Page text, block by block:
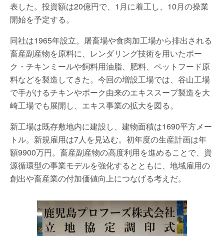
表した。投資額は20億円で、1月に着工し、10月の操業
開始を予定する。
同社は1965年設立。屠畜場や食肉加工場から排出される
畜産副産物を原料に、レンダリング技術を用いたポー
ク・チキンミールや飼料用油脂、肥料、ペットフード原
料などを製造してきた。今回の増設工場では、谷山工場
で手がけるチキンやポーク由来のエキススープ製造を大
崎工場でも展開し、エキス事業の拡大を図る。
新工場は既存敷地内に建設し、建物面積は1690平方メー
トル。新規雇用は7人を見込む。初年度の生産計画は年
額9900万円。畜産副産物の高度利用を進めることで、資
源循環型の事業モデルを強化するとともに、地域雇用の
創出や畜産業の付加価値向上につなげる考えだ。